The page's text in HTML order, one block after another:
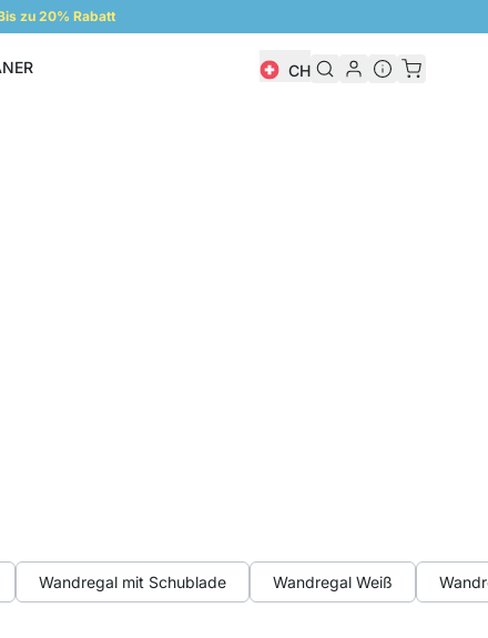
zu 20% Rabatt
CH
Wandregal mit Schublade Wandregal Weiß